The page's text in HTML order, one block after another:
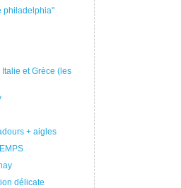
philadelphia"
et Grèce (les
+ aigles
délicate